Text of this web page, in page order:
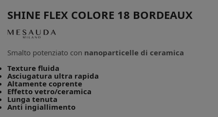
SHINE FLEX COLORE 18 BORDEAUX
Smalto potenziato con nanoparticelle di ceramica
Texture fluida
Asciugatura ultra rapida
Altamente coprente
Effetto vetro/ceramica
Lunga tenuta
Anti ingiallimento